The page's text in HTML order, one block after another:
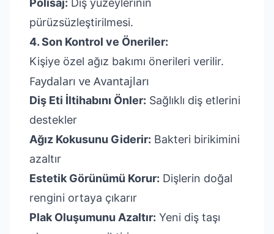
Polisaj: Diş yüzeylerinin
pürüzsüzleştirilmesi.
4. Son Kontrol ve Öneriler:
Kişiye özel ağız bakımı önerileri verilir.
Faydaları ve Avantajları
Diş Eti İltihabını Önler: Sağlıklı diş etlerini
destekler
Ağız Kokusunu Giderir: Bakteri birikimini
azaltır
Estetik Görünümü Korur: Dişlerin doğal
rengini ortaya çıkarır
Plak Oluşumunu Azaltır: Yeni diş taşı